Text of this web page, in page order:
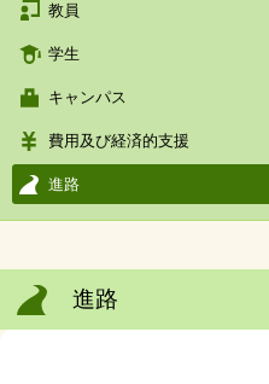
教員
学生
キャンパス
費用及び経済的支援
進路
進路